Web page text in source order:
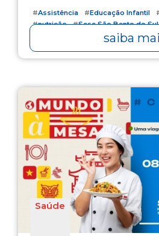
#Assistência #Educação Infantil
#nutrição #Sesc São Bento do Sul
saiba
Saúde